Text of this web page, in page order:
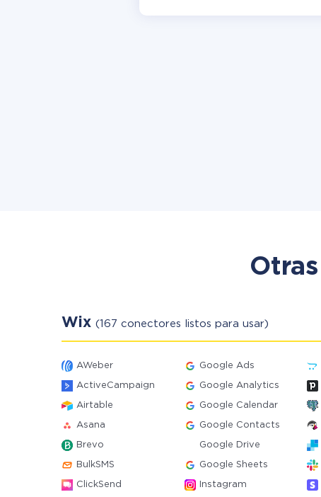
Wix (167 conectores listos para usar)
AWeber Google Ads
ActiveCampaign Google Analytics
Airtable Google Calendar
Asana Google Contacts
Brevo Google Drive
BulkSMS Google Sheets
ClickSend Instagram